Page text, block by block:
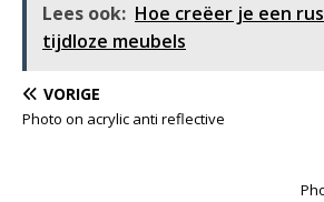
Lees ook: Hoe creëer je een
tijdloze meubels
VORIGE
Photo on acrylic anti reflective